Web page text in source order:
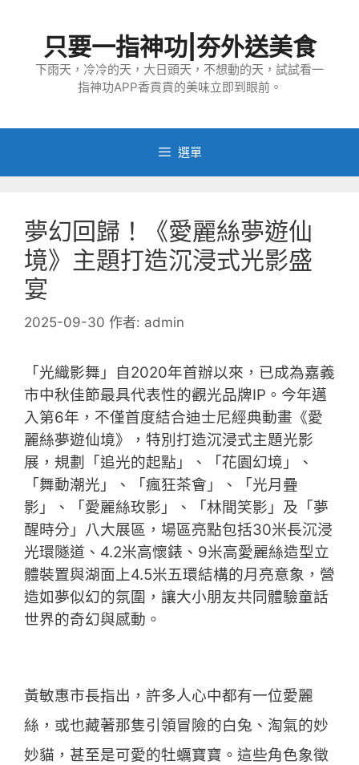
只要一指神功|夯外送美食
下雨天，冷冷的天，大日頭天，不想動的天，試試看一
指神功APP香貢貢的美味立即到眼前。
選單
夢幻回歸！《愛麗絲夢遊仙
境》主題打造沉浸式光影盛
宴
2025-09-30 作者: admin
「光織影舞」自2020年首辦以來，已成為嘉義
市中秋佳節最具代表性的觀光品牌IP。今年邁
入第6年，不僅首度結合迪士尼經典動畫《愛
麗絲夢遊仙境》，特別打造沉浸式主題光影
展，規劃「追光的起點」、「花園幻境」、
「舞動潮光」、「瘋狂茶會」、「光月疊
影」、「愛麗絲玫影」、「林間笑影」及「夢
醒時分」八大展區，場區亮點包括30米長沉浸
光環隧道、4.2米高懷錶、9米高愛麗絲造型立
體裝置與湖面上4.5米五環結構的月亮意象，營
造如夢似幻的氛圍，讓大小朋友共同體驗童話
世界的奇幻與感動。
黃敏惠市長指出，許多人心中都有一位愛麗
絲，或也藏著那隻引領冒險的白兔、淘氣的妙
妙貓，甚至是可愛的牡蠣寶寶。這些角色象徵